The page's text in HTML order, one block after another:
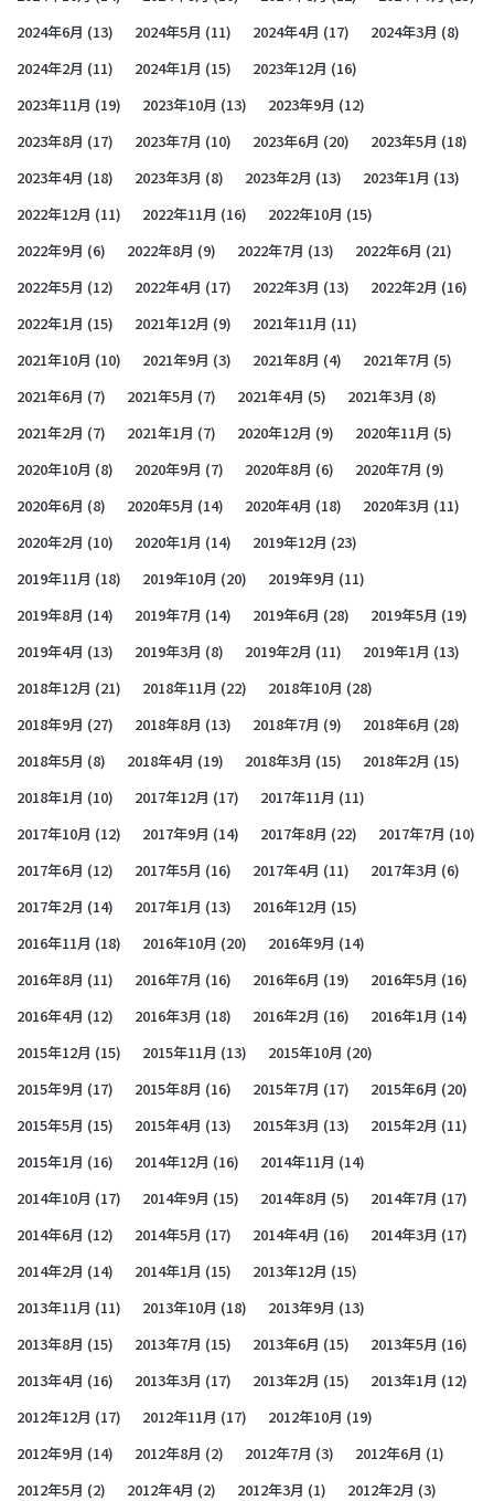
2024年6月 (13) 2024年5月 (11) 2024年4月 (17) 2024年3月 (8)
2024年2月 (11) 2024年1月 (15) 2023年12月 (16)
2023年11月 (19) 2023年10月 (13) 2023年9月 (12)
2023年8月 (17) 2023年7月 (10) 2023年6月 (20) 2023年5月 (18)
2023年4月 (18) 2023年3月 (8) 2023年2月 (13) 2023年1月 (13)
2022年12月 (11) 2022年11月 (16) 2022年10月 (15)
2022年9月 (6) 2022年8月 (9) 2022年7月 (13) 2022年6月 (21)
2022年5月 (12) 2022年4月 (17) 2022年3月 (13) 2022年2月 (16)
2022年1月 (15) 2021年12月 (9) 2021年11月 (11)
2021年10月 (10) 2021年9月 (3) 2021年8月 (4) 2021年7月 (5)
2021年6月 (7) 2021年5月 (7) 2021年4月 (5) 2021年3月 (8)
2021年2月 (7) 2021年1月 (7) 2020年12月 (9) 2020年11月 (5)
2020年10月 (8) 2020年9月 (7) 2020年8月 (6) 2020年7月 (9)
2020年6月 (8) 2020年5月 (14) 2020年4月 (18) 2020年3月 (11)
2020年2月 (10) 2020年1月 (14) 2019年12月 (23)
2019年11月 (18) 2019年10月 (20) 2019年9月 (11)
2019年8月 (14) 2019年7月 (14) 2019年6月 (28) 2019年5月 (19)
2019年4月 (13) 2019年3月 (8) 2019年2月 (11) 2019年1月 (13)
2018年12月 (21) 2018年11月 (22) 2018年10月 (28)
2018年9月 (27) 2018年8月 (13) 2018年7月 (9) 2018年6月 (28)
2018年5月 (8) 2018年4月 (19) 2018年3月 (15) 2018年2月 (15)
2018年1月 (10) 2017年12月 (17) 2017年11月 (11)
2017年10月 (12) 2017年9月 (14) 2017年8月 (22) 2017年7月 (10)
2017年6月 (12) 2017年5月 (16) 2017年4月 (11) 2017年3月 (6)
2017年2月 (14) 2017年1月 (13) 2016年12月 (15)
2016年11月 (18) 2016年10月 (20) 2016年9月 (14)
2016年8月 (11) 2016年7月 (16) 2016年6月 (19) 2016年5月 (16)
2016年4月 (12) 2016年3月 (18) 2016年2月 (16) 2016年1月 (14)
2015年12月 (15) 2015年11月 (13) 2015年10月 (20)
2015年9月 (17) 2015年8月 (16) 2015年7月 (17) 2015年6月 (20)
2015年5月 (15) 2015年4月 (13) 2015年3月 (13) 2015年2月 (11)
2015年1月 (16) 2014年12月 (16) 2014年11月 (14)
2014年10月 (17) 2014年9月 (15) 2014年8月 (5) 2014年7月 (17)
2014年6月 (12) 2014年5月 (17) 2014年4月 (16) 2014年3月 (17)
2014年2月 (14) 2014年1月 (15) 2013年12月 (15)
2013年11月 (11) 2013年10月 (18) 2013年9月 (13)
2013年8月 (15) 2013年7月 (15) 2013年6月 (15) 2013年5月 (16)
2013年4月 (16) 2013年3月 (17) 2013年2月 (15) 2013年1月 (12)
2012年12月 (17) 2012年11月 (17) 2012年10月 (19)
2012年9月 (14) 2012年8月 (2) 2012年7月 (3) 2012年6月 (1)
2012年5月 (2) 2012年4月 (2) 2012年3月 (1) 2012年2月 (3)